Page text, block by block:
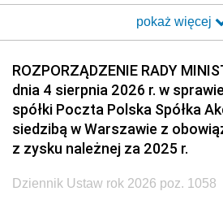
2017 2016
2014 2013
2011 2010
2008 2007
2005 2004
2002 2001
1999 1998
pokaż więcej
ROZPORZĄDZENIE RADY
dnia 4 sierpnia 2026 r. w
spółki Poczta Polska Spółka
siedzibą w Warszawie z
z zysku należnej za 2025 r.
Dziennik Ustaw rok 2026 poz. 1058